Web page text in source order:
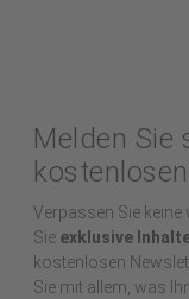
Melden Sie
Verpassen Sie
Sie exklusive
kostenlosen
Sie mit allem, was